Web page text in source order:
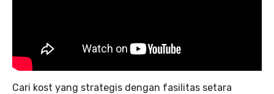
Cari kost yang strategis dengan fasilitas setara